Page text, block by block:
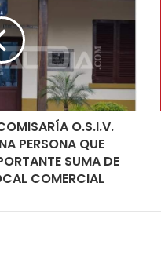
O.S.I.V.
PERSONA QUE
SUMA DE
COMERCIAL